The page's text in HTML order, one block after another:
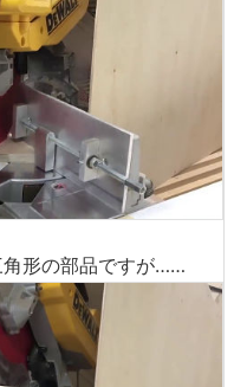
角形の部品ですが……